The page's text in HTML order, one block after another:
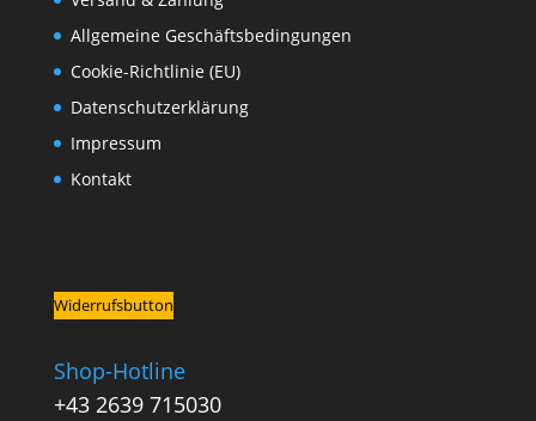
Allgemeine Geschäftsbedingungen
Cookie-Richtlinie (EU)
Datenschutzerklärung
Impressum
Kontakt
Widerrufsbutton
Shop-Hotline
+43 2639 715030